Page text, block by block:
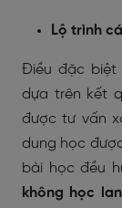
Lộ trình
Điều đặc biệt
dựa trên kết
được tư vấn
dung học
bài học đều
không học